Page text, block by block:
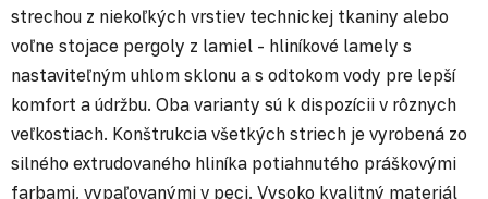
strechou z niekoľkých vrstiev technickej tkaniny alebo
voľne stojace pergoly z lamiel - hliníkové lamely s
nastaviteľným uhlom sklonu a s odtokom vody pre lepší
komfort a údržbu. Oba varianty sú k dispozícii v rôznych
veľkostiach. Konštrukcia všetkých striech je vyrobená zo
silného extrudovaného hliníka potiahnutého práškovými
farbami, vypaľovanými v peci. Vysoko kvalitný materiál